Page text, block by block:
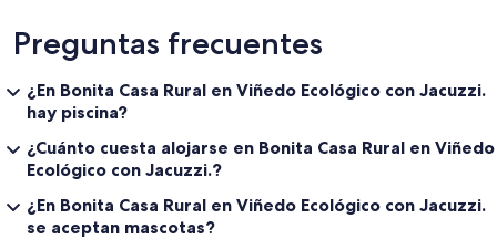
Preguntas frecuentes
¿En Bonita Casa Rural en Viñedo Ecológico con Jacuzzi.
hay piscina?
¿Cuánto cuesta alojarse en Bonita Casa Rural en Viñedo
Ecológico con Jacuzzi.?
¿En Bonita Casa Rural en Viñedo Ecológico con Jacuzzi.
se aceptan mascotas?